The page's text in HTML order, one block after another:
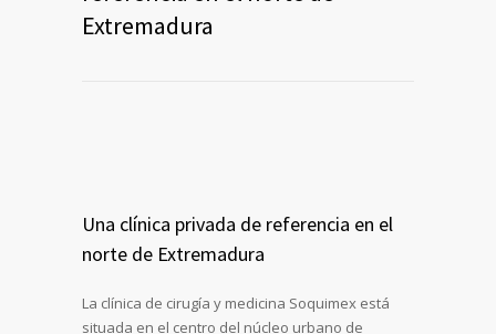
Extremadura
Una clínica privada de referencia en el
norte de Extremadura
La clínica de cirugía y medicina Soquimex está
situada en el centro del núcleo urbano de